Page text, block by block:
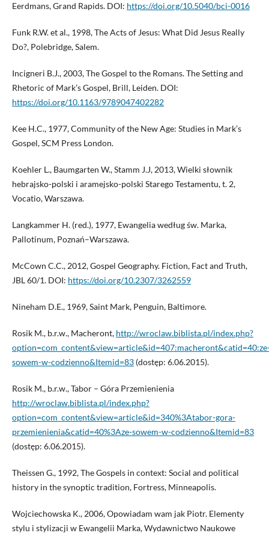
Eerdmans, Grand Rapids. DOI: https://doi.org/10.5040/bci-0016
Funk R.W. et al., 1998, The Acts of Jesus: What Did Jesus Really
Do?, Polebridge, Salem.
Incigneri B.J., 2003, The Gospel to the Romans. The Setting and
Rhetoric of Mark’s Gospel, Brill, Leiden. DOI:
https://doi.org/10.1163/9789047402282
Kee H.C., 1977, Community of the New Age: Studies in Mark’s
Gospel, SCM Press London.
Koehler L., Baumgarten W., Stamm J.J, 2013, Wielki słownik
hebrajsko-polski i aramejsko-polski Starego Testamentu, t. 2,
Vocatio, Warszawa.
Langkammer H. (red.), 1977, Ewangelia według św. Marka,
Pallotinum, Poznań–Warszawa.
McCown C.C., 2012, Gospel Geography. Fiction, Fact and Truth,
JBL 60/1. DOI: https://doi.org/10.2307/3262559
Nineham D.E., 1969, Saint Mark, Penguin, Baltimore.
Rosik M., b.r.w., Macheront, http://wroclaw.biblista.pl/index.php?
sowem-w-codzienno&Itemid=83(dostęp: 6.06.2015).
Rosik M., b.r.w., Tabor – Góra Przemienienia
http://wroclaw.biblista.pl/index.php?
option=com_content&view=article&id=340%3Atabor-gora-
przemienienia&catid=40%3Aze-sowem-w-codzienno&Itemid=83
(dostęp: 6.06.2015).
Theissen G., 1992, The Gospels in context: Social and political
history in the synoptic tradition, Fortress, Minneapolis.
Wojciechowska K., 2006, Opowiadam wam jak Piotr. Elementy
stylu i stylizacji w Ewangelii Marka, Wydawnictwo Naukowe